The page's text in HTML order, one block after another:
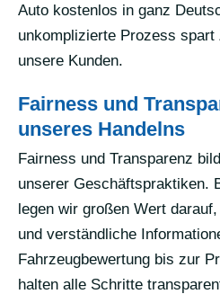
Auto kostenlos in ganz
unkomplizierte Prozess spart
unsere Kunden.
Fairness und
unseres Handelns
Fairness und Transparenz
unserer Geschäftspraktiken.
legen wir großen Wert
und verständliche
Fahrzeugbewertung bis zur
halten alle Schritte